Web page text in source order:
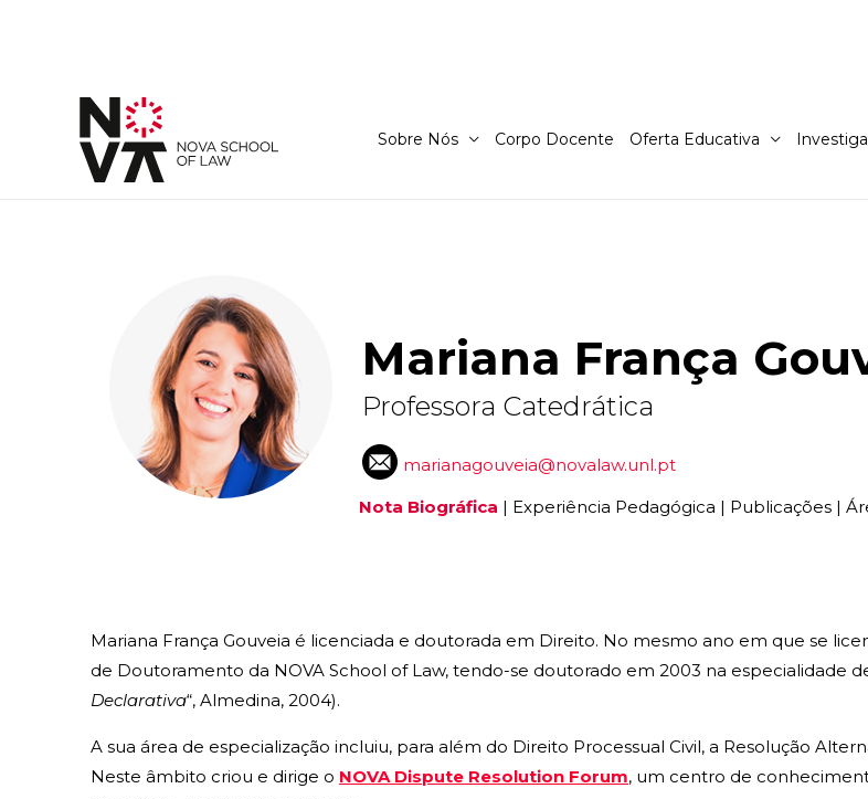
Sobre Nós Corpo Docente Oferta Educativa
Mariana França
Professora Catedrática
marianagouveia@novalaw.unl.pt
Nota Biográfica | Experiência Pedagógica | Publicações |
Mariana França Gouveia é licenciada e doutorada em Direito. No mesmo ano em que se
de Doutoramento da NOVA School of Law, tendo-se doutorado em 2003 na especialidade
Declarativa“, Almedina, 2004).
A sua área de especialização incluiu, para além do Direito Processual Civil, a Resolução
Neste âmbito criou e dirige o NOVA Dispute Resolution Forum, um centro de